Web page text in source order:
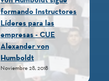
formando Instructores
Líderes para las
empresas - CUE
Alexander von
Humboldt
Noviembre 28, 2018